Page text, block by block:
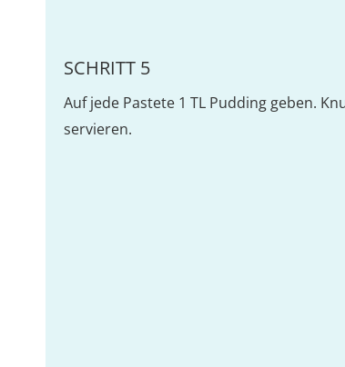
SCHRITT 5
Auf jede Pastete 1 TL Pudding geben.
servieren.